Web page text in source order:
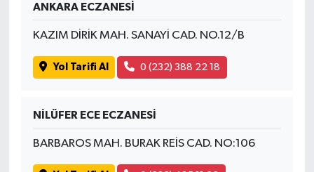
ANKARA ECZANESİ
KAZIM DİRİK MAH. SANAYİ CAD. NO.12/B
Yol Tarifi Al 0 (232) 388 22 18
NİLÜFER ECE ECZANESİ
BARBAROS MAH. BURAK REİS CAD. NO:106